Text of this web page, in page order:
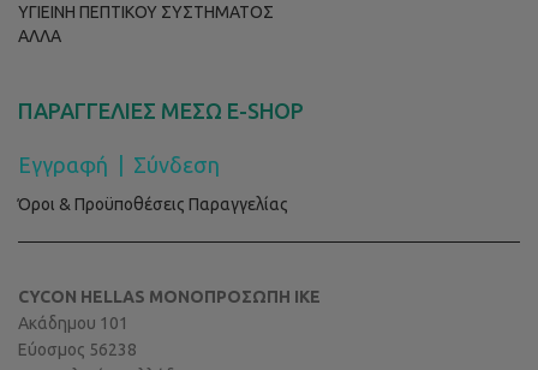
ΥΓΙΕΙΝΗ ΠΕΠΤΙΚΟΥ ΣΥΣΤΗΜΑΤΟΣ
ΑΛΛΑ
ΠΑΡΑΓΓΕΛΙΕΣ ΜΕΣΩ E-SHOP
Εγγραφή Σύνδεση
Όροι & Προϋποθέσεις Παραγγελίας
CYCON HELLAS ΜΟΝΟΠΡΟΣΩΠΗ ΙΚΕ
Ακάδημου 101
Εύοσμος 56238